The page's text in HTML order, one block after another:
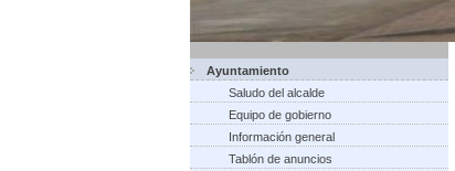
Ayuntamiento
Saludo del alcalde
Equipo de gobierno
Información general
Tablón de anuncios